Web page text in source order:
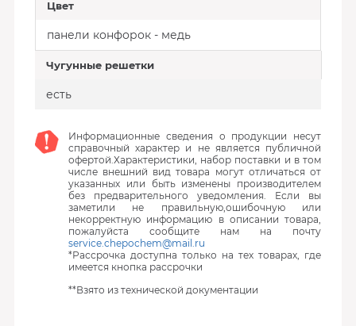
Цвет
панели конфорок - медь
Чугунные решетки
есть
Информационные сведения о продукции несут
справочный характер и не является публичной
офертой.Характеристики, набор поставки и в том
числе внешний вид товара могут отличаться от
указанных или быть изменены производителем
без предварительного уведомления. Если вы
заметили не правильную,ошибочную или
некорректную информацию в описании товара,
пожалуйста сообщите нам на почту
service.chepochem@mail.ru
*Рассрочка доступна только на тех товарах, где
имеется кнопка рассрочки
**Взято из технической документации